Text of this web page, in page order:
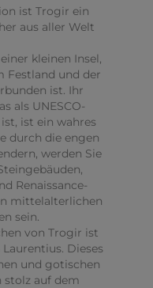
ist Trogir ein
aus aller Welt
kleinen Insel,
Festland und der
ist. Ihr
als UNESCO-
ist ein wahres
durch die engen
werden Sie
Renaissance-
mittelalterlichen
sein.
von Trogir ist
Dieses
und gotischen
auf dem